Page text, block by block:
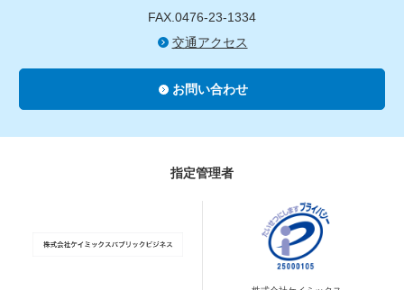
FAX.0476-23-1334
交通アクセス
お問い合わせ
指定管理者